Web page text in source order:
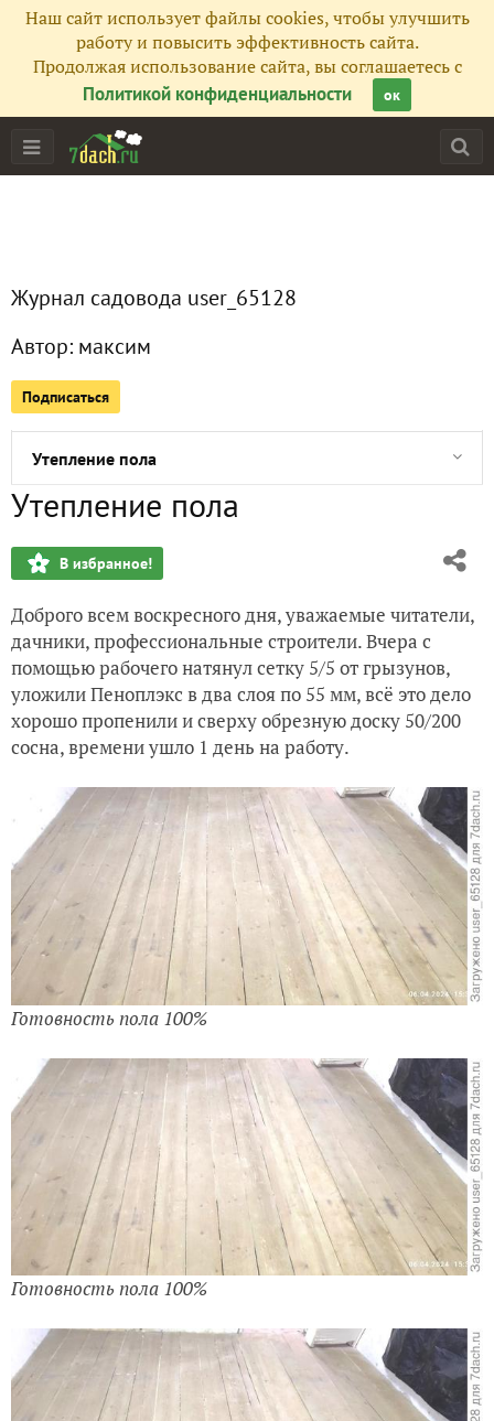
Наш сайт использует файлы cookies, чтобы улучшить
работу и повысить эффективность сайта.
Продолжая использование сайта, вы соглашаетесь с
Политикой конфиденциальности
ок
Журнал садовода user_65128
Автор: максим
Подписаться
Главная
Подписчики
Все публикации 11
Выгребная яма, или Септик из ж/б колец
Фундамент для будущего дома
Поправил забор
Утепление пола
Реставрация беседки и входной двери
Гидроизоляция пола и установка сеток от грызунов
Герметизация кровельного пространства
Установка тумб и дальнейшая укладка пола
Штукатурка цоколя
Электрика в доме. Смета
Электрика на даче
Утепление пола
В избранное!
Доброго всем воскресного дня, уважаемые читатели,
дачники, профессиональные строители. Вчера с
помощью рабочего натянул сетку 5/5 от грызунов,
уложили Пеноплэкс в два слоя по 55 мм, всё это дело
хорошо пропенили и сверху обрезную доску 50/200
сосна, времени ушло 1 день на работу.
Готовность пола 100%
Готовность пола 100%